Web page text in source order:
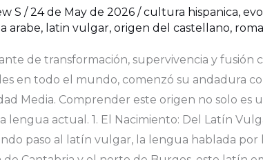
S /24 de May de 2026 /cultura hispanica,
arabe, latin vulgar, origen del castellano,
de transformación, supervivencia y
en todo el mundo, comenzó su andadura
Media. Comprender este origen no solo es
actual. 1. El Nacimiento: Del Latín
paso al latín vulgar, la lengua hablada por